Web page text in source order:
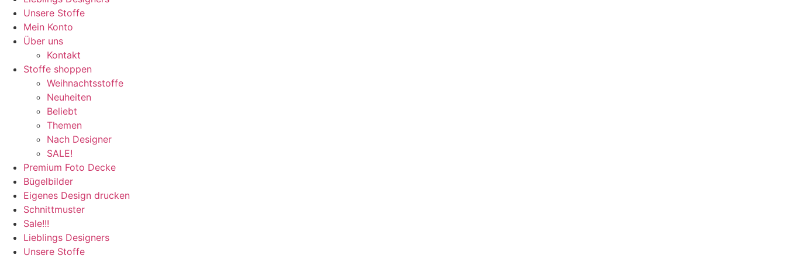
Unsere Stoffe
Mein Konto
Über uns
Kontakt
Stoffe shoppen
Weihnachtsstoffe
Neuheiten
Beliebt
Themen
Nach Designer
SALE!
Premium Foto Decke
Bügelbilder
Eigenes Design drucken
Schnittmuster
Sale!!!
Lieblings Designers
Unsere Stoffe